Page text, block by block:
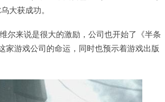
大获成功。
尔来说是很大的激励，公司也开始了《半条
游戏公司的命运，同时也预示着游戏出版